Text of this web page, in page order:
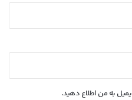
به من اطلاع دهید.